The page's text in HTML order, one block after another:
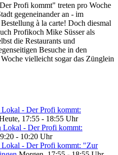
Profi kommt" treten pro Woche
gegeneinander an - im
à la carte! Doch diesmal
Profikoch Mike Süsser als
die Restaurants und
Besuche in den
vielleicht sogar das Zünglein
- Der Profi kommt:
17:55 - 18:55 Uhr
- Der Profi kommt:
- 10:20 Uhr
- Der Profi kommt: "Zur